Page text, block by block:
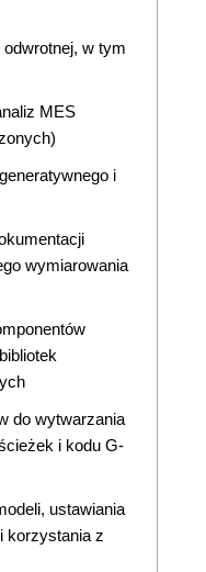
w tym
MES
i
wymiarowania
do wytwarzania
i kodu G-
ustawiania
korzystania z